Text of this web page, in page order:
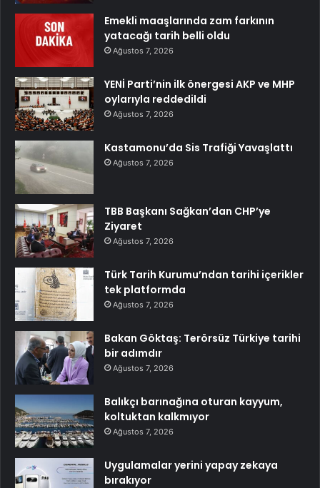
Emekli maaşlarında zam farkının
yatacağı tarih belli oldu
Ağustos 7, 2026
YENİ Parti’nin ilk önergesi AKP ve MHP
oylarıyla reddedildi
Ağustos 7, 2026
Kastamonu’da Sis Trafiği Yavaşlattı
Ağustos 7, 2026
TBB Başkanı Sağkan’dan CHP’ye
Ziyaret
Ağustos 7, 2026
Türk Tarih Kurumu’ndan tarihi içerikler
tek platformda
Ağustos 7, 2026
Bakan Göktaş: Terörsüz Türkiye tarihi
bir adımdır
Ağustos 7, 2026
Balıkçı barınağına oturan kayyum,
koltuktan kalkmıyor
Ağustos 7, 2026
Uygulamalar yerini yapay zekaya
bırakıyor